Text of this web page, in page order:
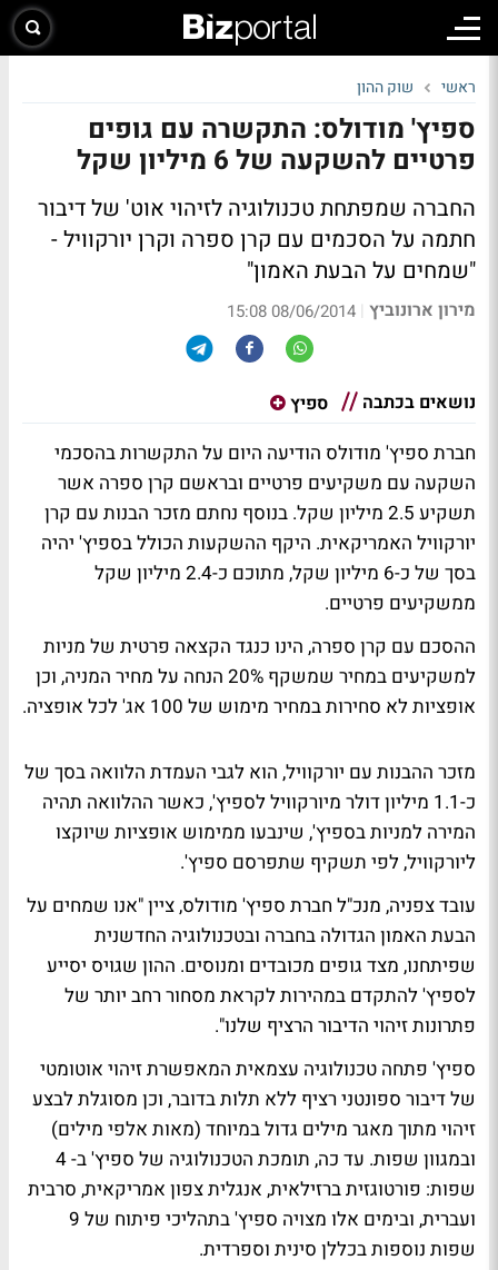
ראשי שוק ההון
ספיץ' מודולס: התקשרה עם גופים
פרטיים להשקעה של 6 מיליון שקל
החברה שמפתחת טכנולוגיה לזיהוי אוט' של דיבור
חתמה על הסכמים עם קרן ספרה וקרן יורקוויל -
"שמחים על הבעת האמון"
מירון ארונוביץ |
08/06/2014 15:08
נושאים בכתבה ספיץ
חברת ספיץ' מודולס הודיעה היום על התקשרות בהסכמי
השקעה עם משקיעים פרטיים ובראשם קרן ספרה אשר
תשקיע 2.5 מיליון שקל. בנוסף נחתם מזכר הבנות עם קרן
יורקוויל האמריקאית. היקף ההשקעות הכולל בספיץ' יהיה
בסך של כ-6 מיליון שקל, מתוכם כ-2.4 מיליון שקל
ממשקיעים פרטיים.
ההסכם עם קרן ספרה, הינו כנגד הקצאה פרטית של מניות
למשקיעים במחיר שמשקף 20% הנחה על מחיר המניה, וכן
אופציות לא סחירות במחיר מימוש של 100 אג' לכל אופציה.
מזכר ההבנות עם יורקוויל, הוא לגבי העמדת הלוואה בסך של
כ-1.1 מיליון דולר מיורקוויל לספיץ', כאשר ההלוואה תהיה
המירה למניות בספיץ', שינבעו ממימוש אופציות שיוקצו
ליורקוויל, לפי תשקיף שתפרסם ספיץ'.
עובד צפניה, מנכ"ל חברת ספיץ' מודולס, ציין "אנו שמחים על
הבעת האמון הגדולה בחברה ובטכנולוגיה החדשנית
שפיתחנו, מצד גופים מכובדים ומנוסים. ההון שגויס יסייע
לספיץ' להתקדם במהירות לקראת מסחור רחב יותר של
פתרונות זיהוי הדיבור הרציף שלנו".
ספיץ' פתחה טכנולוגיה עצמאית המאפשרת זיהוי אוטומטי
של דיבור ספונטני רציף ללא תלות בדובר, וכן מסוגלת לבצע
זיהוי מתוך מאגר מילים גדול במיוחד (מאות אלפי מילים)
ובמגוון שפות. עד כה, תומכת הטכנולוגיה של ספיץ' ב- 4
שפות: פורטוגזית ברזילאית, אנגלית צפון אמריקאית, סרבית
ועברית, ובימים אלו מצויה ספיץ' בתהליכי פיתוח של 9
שפות נוספות בכללן סינית וספרדית.